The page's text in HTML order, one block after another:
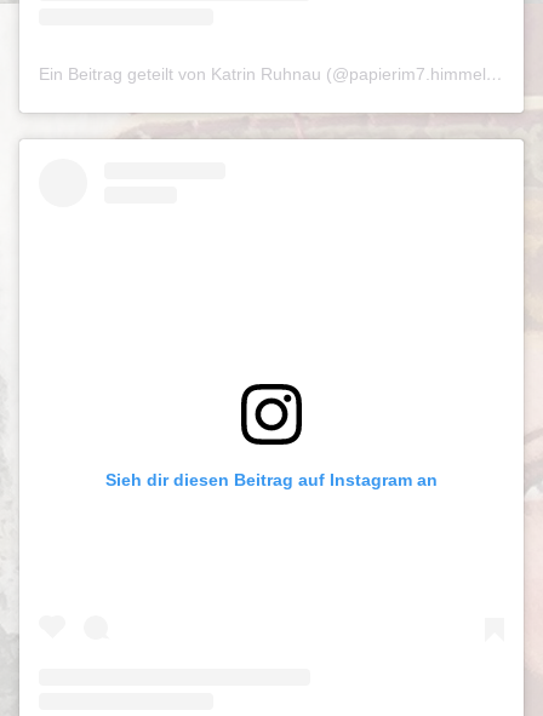
Ein Beitrag geteilt von Katrin Ruhnau (@papierim7.himmel)am
Sieh dir diesen Beitrag auf Instagram an